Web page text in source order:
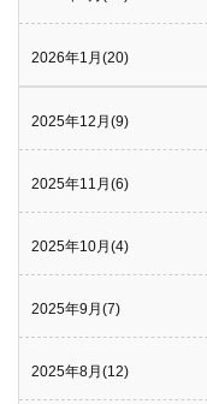
2026年1月(20)
2025年12月(9)
2025年11月(6)
2025年10月(4)
2025年9月(7)
2025年8月(12)